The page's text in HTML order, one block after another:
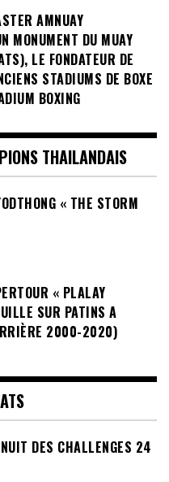
AMNUAY
MONUMENT DU MUAY
LE FONDATEUR DE
STADIUMS DE BOXE
BOXING
THAILANDAIS
« THE STORM
« PLALAY
SUR PATINS A
2000-2020)
DES CHALLENGES 24